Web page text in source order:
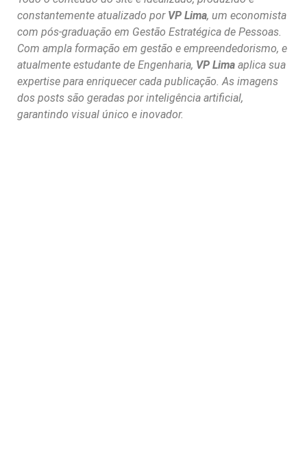
constantemente atualizado por VP Lima, um economista
com pós-graduação em Gestão Estratégica de Pessoas.
Com ampla formação em gestão e empreendedorismo, e
atualmente estudante de Engenharia, VP Lima aplica sua
expertise para enriquecer cada publicação. As imagens
dos posts são geradas por inteligência artificial,
garantindo visual único e inovador.